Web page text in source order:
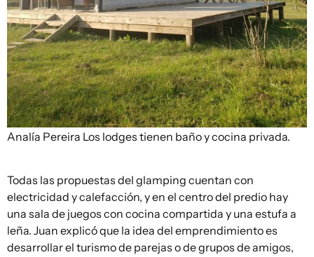
Analía Pereira Los lodges tienen baño y cocina privada.
Todas las propuestas del glamping cuentan con
electricidad y calefacción, y en el centro del predio hay
una sala de juegos con cocina compartida y una estufa a
leña. Juan explicó que la idea del emprendimiento es
desarrollar el turismo de parejas o de grupos de amigos,